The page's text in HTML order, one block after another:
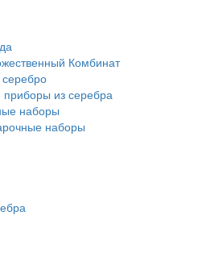
Комбинат
серебро
приборы из серебра
наборы
наборы